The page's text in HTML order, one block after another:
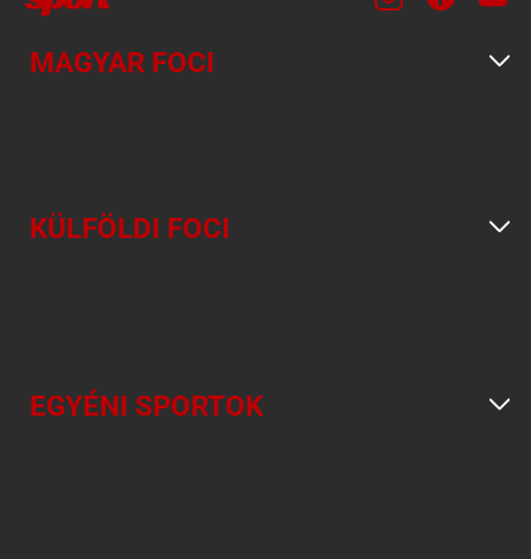
MAGYAR FOCI
KÜLFÖLDI FOCI
EGYÉNI SPORTOK